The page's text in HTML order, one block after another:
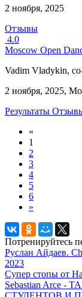
2 ноября, 2025
Отзывы
4.0
Moscow Open
Vadim Vladykin,
2 ноября, 2025,
Результаты
«
1
2
3
4
5
6
»
Потренируйтесь
Руслан Айдаев.
2023
Супер стопы от
Sebastian Arce -